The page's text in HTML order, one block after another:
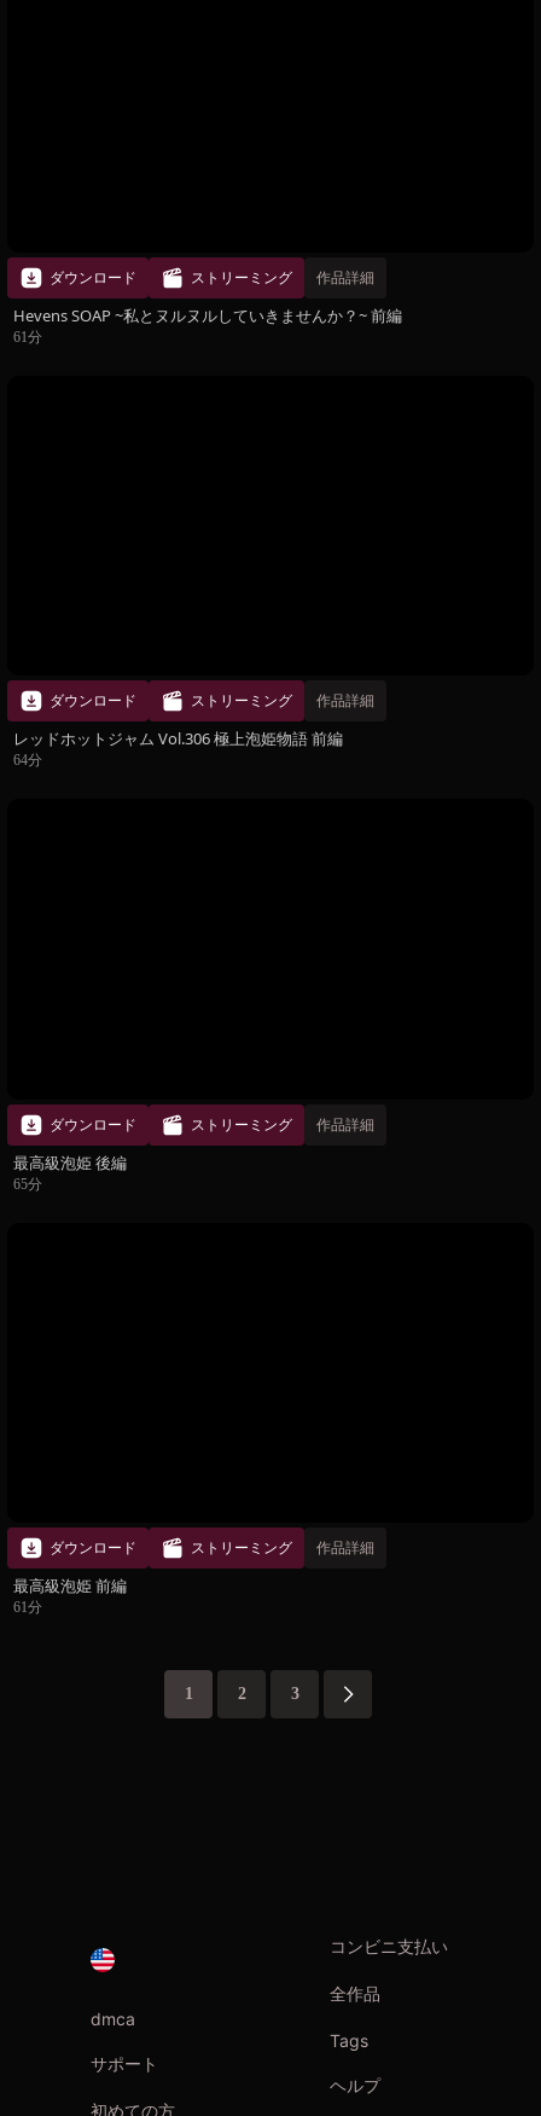
ダウンロード ストリーミング 作品詳細
Hevens SOAP ~私とヌルヌルしていきませんか？~ 前編
61分
ダウンロード ストリーミング 作品詳細
レッドホットジャム Vol.306 極上泡姫物語 前編
64分
ダウンロード ストリーミング 作品詳細
最高級泡姫 後編
65分
ダウンロード ストリーミング 作品詳細
最高級泡姫 前編
61分
1 2 3
dmca
サポート
初めての方
コンビニ支払い
全作品
Tags
ヘルプ